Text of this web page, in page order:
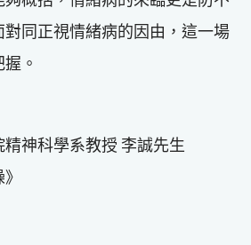
同正視情緒病的因由，這一場
。
神科學系教授 李誠先生